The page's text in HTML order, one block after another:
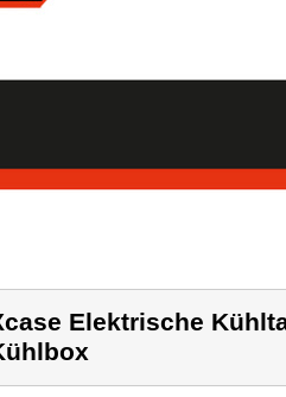
Elektrische